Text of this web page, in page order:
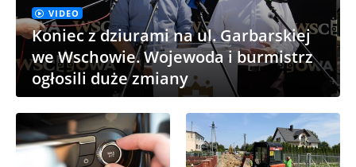
VIDEO
Koniec z dziurami na ul. Garbarskiej
we Wschowie. Wojewoda i burmistrz
ogłosili duże zmiany